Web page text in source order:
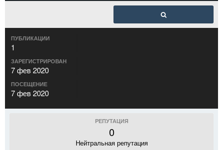
ПУБЛИКАЦИИ
1
ЗАРЕГИСТРИРОВАН
7 фев 2020
ПОСЕЩЕНИЕ
7 фев 2020
РЕПУТАЦИЯ
0
Нейтральная репутация